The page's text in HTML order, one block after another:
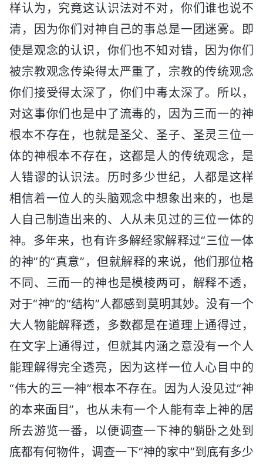
样认为，究竟这认识法对不对，你们谁也说不
清，因为你们对神自己的事总是一团迷雾。即
使是观念的认识，你们也不知对错，因为你们
被宗教观念传染得太严重了，宗教的传统观念
你们接受得太深了，你们中毒太深了。所以，
对这事你们也是中了流毒的，因为三而一的神
根本不存在，也就是圣父、圣子、圣灵三位一
体的神根本不存在，这都是人的传统观念，是
人错谬的认识法。历时多少世纪，人都是这样
相信着一位人的头脑观念中想象出来的，也是
人自己制造出来的、人从未见过的三位一体的
神。多年来，也有许多解经家解释过“三位一体
的神”的“真意”，但就解释的来说，他们那位格
不同、三而一的神也是模棱两可，解释不透，
对于“神”的“结构”人都感到莫明其妙。没有一个
大人物能解释透，多数都是在道理上通得过，
在文字上通得过，但就其内涵之意没有一个人
能理解得完全透亮，因为这样一位人心目中的
“伟大的三一神”根本不存在。因为人没见过“神
的本来面目”，也从未有一个人能有幸上神的居
所去游览一番，以便调查一下神的躺卧之处到
底都有何物件，调查一下“神的家中”到底有多少